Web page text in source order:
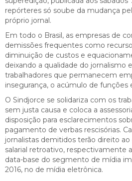
repórteres só soube da mudança
próprio jornal.
Em todo o Brasil, as empresas de
demissões frequentes como
diminuição de custos e
deixando a qualidade do jornalismo
trabalhadores que permanecem
insegurança, o acúmulo de funções
O Sindjorce se solidariza com os
sem justa causa e coloca a
disposição para esclarecimentos
pagamento de verbas rescisórias.
jornalistas demitidos terão direito
salarial retroativo, respectivamente
data-base do segmento de mídia
2016, no de mídia eletrônica.